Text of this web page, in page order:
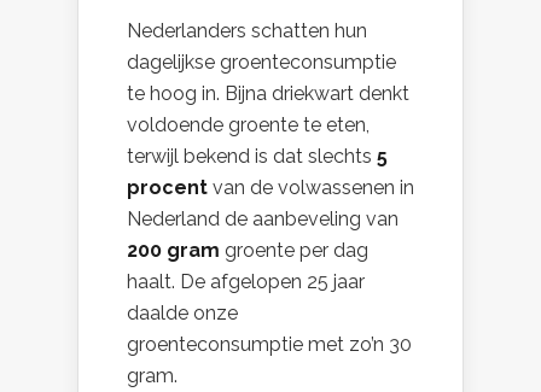
Nederlanders schatten hun
dagelijkse groenteconsumptie
te hoog in. Bijna driekwart denkt
voldoende groente te eten,
terwijl bekend is dat slechts 5
procent van de volwassenen in
Nederland de aanbeveling van
200 gram groente per dag
haalt. De afgelopen 25 jaar
daalde onze
groenteconsumptie met zo’n 30
gram.